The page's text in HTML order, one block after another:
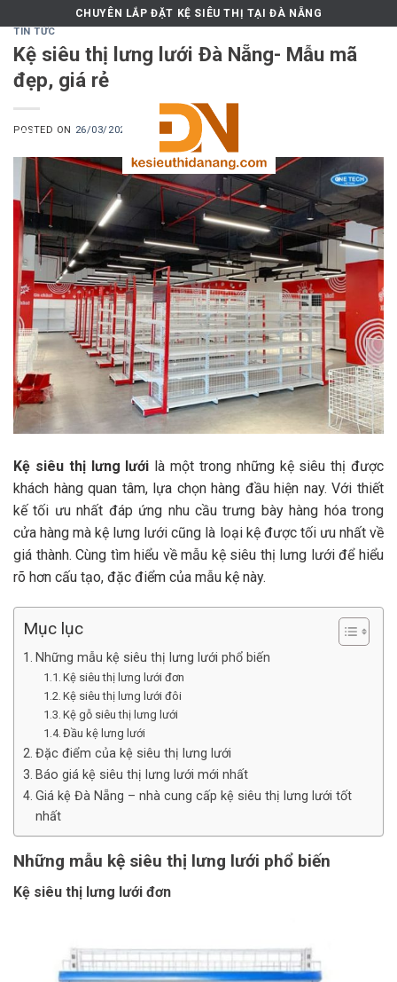
to
content
CHUYÊN LẮP ĐẶT KỆ SIÊU THỊ TẠI ĐÀ NẴNG
TIN TỨC
Kệ siêu thị lưng lưới Đà Nẵng- Mẫu mã
đẹp, giá rẻ
POSTED ON 26/03/2021 MKT.ONETECH
Kệ siêu thị lưng lưới là một trong những kệ siêu thị được
khách hàng quan tâm, lựa chọn hàng đầu hiện nay. Với thiết
kế tối ưu nhất đáp ứng nhu cầu trưng bày hàng hóa trong
cửa hàng mà kệ lưng lưới cũng là loại kệ được tối ưu nhất về
giá thành. Cùng tìm hiểu về mẫu kệ siêu thị lưng lưới để hiểu
rõ hơn cấu tạo, đặc điểm của mẫu kệ này.
Mục lục
Những mẫu kệ siêu thị lưng lưới phổ biến
Kệ siêu thị lưng lưới đơn
Kệ siêu thị lưng lưới đôi
Kệ gỗ siêu thị lưng lưới
Đầu kệ lưng lưới
Đặc điểm của kệ siêu thị lưng lưới
Báo giá kệ siêu thị lưng lưới mới nhất
Giá kệ Đà Nẵng – nhà cung cấp kệ siêu thị lưng lưới tốt
nhất
Những mẫu kệ siêu thị lưng lưới phổ biến
Kệ siêu thị lưng lưới đơn